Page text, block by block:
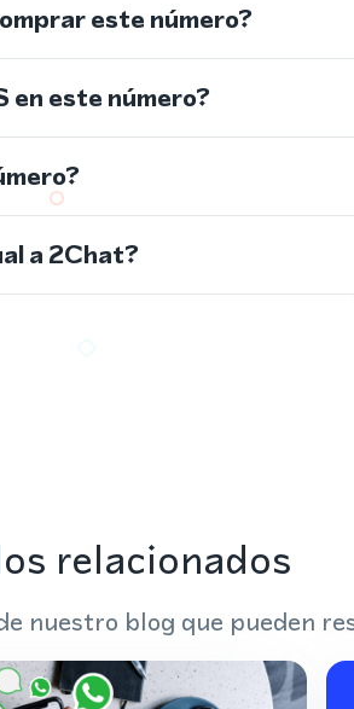
este número?
en este número?
a 2Chat?
relacionados
nuestro blog que pueden